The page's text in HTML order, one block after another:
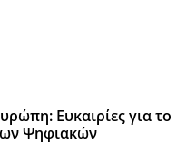
Ευκαιρίες για το
Ψηφιακών